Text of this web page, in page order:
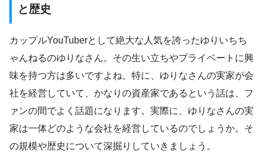
と歴史
カップルYouTuberとして絶大な人気を誇ったゆりいちち
ゃんねるのゆりなさん。その生い立ちやプライベートに興
味を持つ方は多いですよね。特に、ゆりなさんの実家が会
社を経営していて、かなりの資産家であるという話は、フ
ァンの間でよく話題になります。実際に、ゆりなさんの実
家は一体どのような会社を経営しているのでしょうか。そ
の規模や歴史について深掘りしていきましょう。